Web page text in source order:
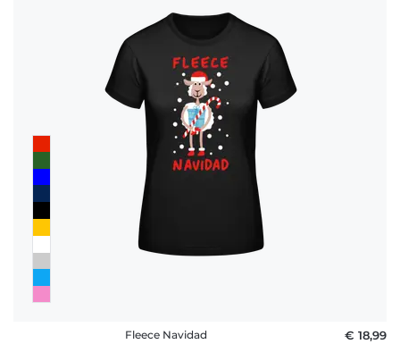
Fleece Navidad
€ 18,99